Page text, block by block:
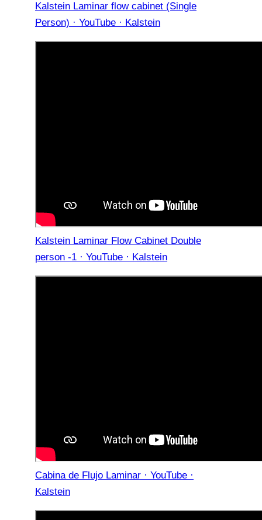
Kalstein Laminar flow cabinet (Single
Person) · YouTube · Kalstein
Kalstein Laminar Flow Cabinet Double
person -1 · YouTube · Kalstein
Cabina de Flujo Laminar · YouTube ·
Kalstein